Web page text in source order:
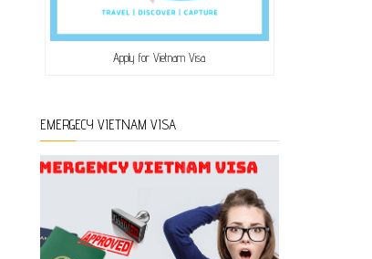
Apply for Vietnam Visa
EMERGECY VIETNAM VISA